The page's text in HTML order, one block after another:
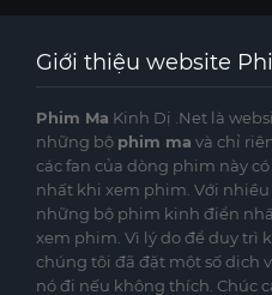
Giới thiệu website
Phim Ma Kinh Dị .Net là
những bộ phim ma và chỉ
các fan của dòng phim này
nhất khi xem phim. Với
những bộ phim kinh điển
xem phim. Vì lý do để duy trì
chúng tôi đã đặt một số dịch
nó đi nếu không thích. Chúc